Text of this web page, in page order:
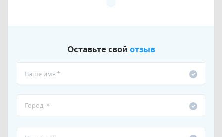
Оставьте свой отзыв